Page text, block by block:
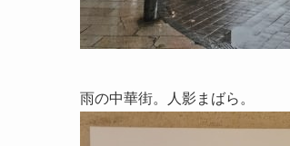
雨の中華街。人影まばら。